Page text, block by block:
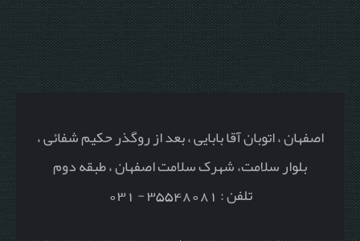
اصفهان ، اتوبان آقا بابایی ، بعد از روگذر حکیم شفائی ،
بلوار سلامت، شهرک سلامت اصفهان ، طبقه دوم
تلفن : 35548081 - 031